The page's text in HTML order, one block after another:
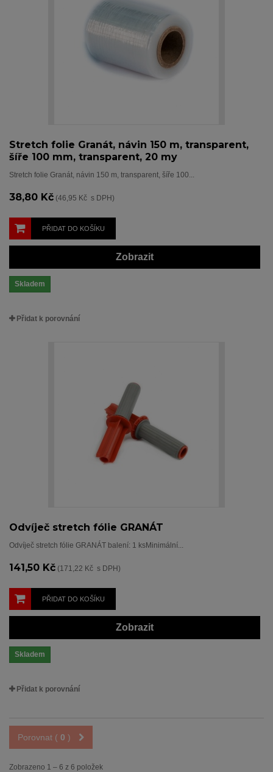
Stretch folie Granát, návin 150 m, transparent,
šíře 100 mm, transparent, 20 my
Stretch folie Granát, návin 150 m, transparent, šíře 100...
38,80 Kč (46,95 Kč s DPH)
PŘIDAT DO KOŠÍKU
Zobrazit
Skladem
Přidat k porovnání
Odvíječ stretch fólie GRANÁT
Odvíječ stretch fólie GRANÁT balení: 1 ksMinimální...
141,50 Kč (171,22 Kč s DPH)
PŘIDAT DO KOŠÍKU
Zobrazit
Skladem
Přidat k porovnání
Porovnat ( 0 )
Zobrazeno 1 – 6 z 6 položek